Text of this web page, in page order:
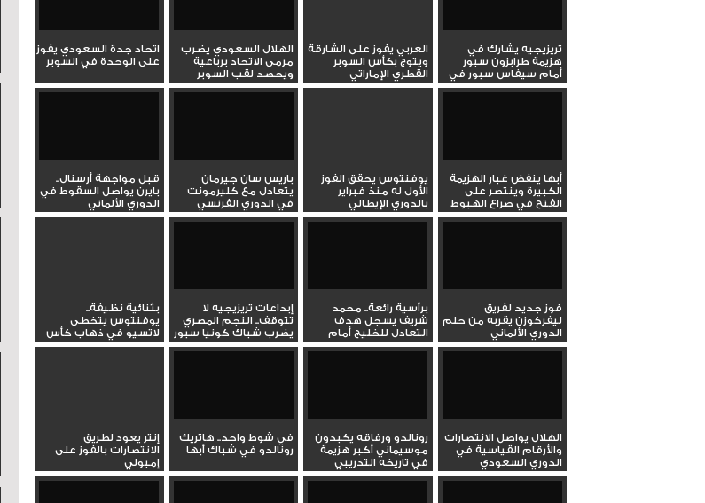
تريزيجيه يشارك في
هزيمة طرابزون سبور
أمام سيفاس سبور في
الدوري...
العربي يفوز على الشارقة
ويتوج بكأس السوبر
القطري الإماراتي
الهلال السعودي يضرب
مرمى الاتحاد برباعية
ويحصد لقب السوبر
اتحاد جدة السعودي يفوز
على الوحدة في السوبر
أبها ينفض غبار الهزيمة
الكبيرة وينتصر على
الفتح في صراع الهبوط
يوفنتوس يحقق الفوز
الأول له منذ فبراير
بالدوري الإيطالي
باريس سان جيرمان
يتعادل مع كليرمونت
في الدوري الفرنسي
الممتاز
قبل مواجهة أرسنال..
بايرن يواصل السقوط في
الدوري الألماني
فوز جديد لفريق
ليفركوزن يقربه من حلم
الدوري الألماني
برأسية رائعة.. محمد
شريف يسجل هدف
التعادل للخليج أمام
الهلال في...
إبداعات تريزيجيه لا
تتوقف.. النجم المصري
يضرب شباك كونيا سبور
بهدف...
بثنائية نظيفة..
يوفنتوس يتخطى
لاتسيو في ذهاب كأس
إيطاليا
الهلال يواصل الانتصارات
والأرقام القياسية في
الدوري السعودي
رونالدو ورفاقه يكبدون
موسيماني أكبر هزيمة
في تاريخه التدريبي
في شوط واحد.. هاتريك
رونالدو في شباك أبها
إنتر يعود لطريق
الانتصارات بالفوز على
إمبولي